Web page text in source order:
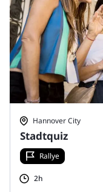
Stadtquiz
Hannover City
Rallye
2h